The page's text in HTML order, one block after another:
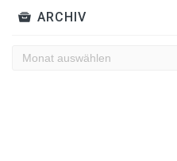
ARCHIV
Archiv